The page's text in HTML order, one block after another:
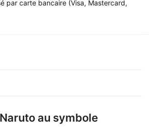
par carte bancaire (Visa, Mastercard,
au symbole